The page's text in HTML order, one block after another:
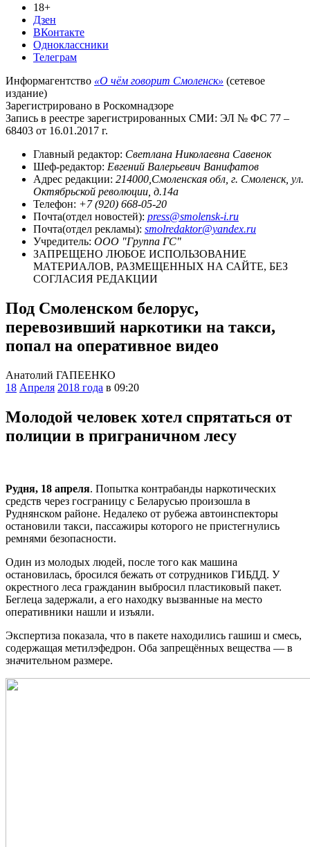
18+
Дзен
ВКонтакте
Одноклассники
Телеграм
Информагентство «О чём говорит Смоленск» (сетевое
издание)
Зарегистрировано в Роскомнадзоре
Запись в реестре зарегистрированных СМИ: ЭЛ № ФС 77 –
68403 от 16.01.2017 г.
Главный редактор: Светлана Николаевна Савенок
Шеф-редактор: Евгений Валерьевич Ванифатов
Адрес редакции: 214000,Смоленская обл, г. Смоленск, ул.
Октябрьской революции, д.14а
Телефон: +7 (920) 668-05-20
Почта(отдел новостей): press@smolensk-i.ru
Почта(отдел рекламы): smolredaktor@yandex.ru
Учредитель: ООО "Группа ГС"
ЗАПРЕЩЕНО ЛЮБОЕ ИСПОЛЬЗОВАНИЕ
МАТЕРИАЛОВ, РАЗМЕЩЕННЫХ НА САЙТЕ, БЕЗ
СОГЛАСИЯ РЕДАКЦИИ
Под Смоленском белорус,
перевозивший наркотики на такси,
попал на оперативное видео
Анатолий ГАПЕЕНКО
18 Апреля 2018 года в 09:20
Молодой человек хотел спрятаться от
полиции в приграничном лесу
Рудня, 18 апреля. Попытка контрабанды наркотических
средств через госграницу с Беларусью произошла в
Руднянском районе. Недалеко от рубежа автоинспекторы
остановили такси, пассажиры которого не пристегнулись
ремнями безопасности.
Один из молодых людей, после того как машина
остановилась, бросился бежать от сотрудников ГИБДД. У
окрестного леса гражданин выбросил пластиковый пакет.
Беглеца задержали, а его находку вызванные на место
оперативники нашли и изъяли.
Экспертиза показала, что в пакете находились гашиш и смесь,
содержащая метилэфедрон. Оба запрещённых вещества — в
значительном размере.